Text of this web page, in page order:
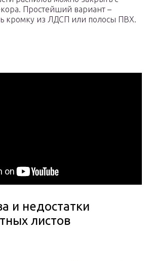
Простейший вариант –
кромку из ЛДСП или полосы ПВХ.
и недостатки
листов